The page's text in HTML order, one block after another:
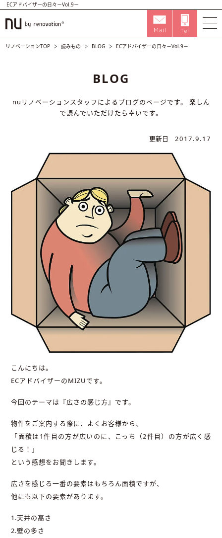
ECアドバイザーの日々－Vol.9－
リノベーションTOP 読みもの BLOG ECアドバイザーの日々－Vol.9－
BLOG
nuリノベーションスタッフによるブログのページです。
楽しん
で読んでいただけたら幸いです。
更新日 2017.9.17
こんにちは。
ECアドバイザーのMIZUです。
今回のテーマは『広さの感じ方』です。
物件をご案内する際に、よくお客様から、
「面積は1件目の方が広いのに、こっち（2件目）の方が広く感
じる！」
という感想をお聞きします。
広さを感じる一番の要素はもちろん面積ですが、
他にも以下の要素があります。
1.天井の高さ
2.壁の多さ